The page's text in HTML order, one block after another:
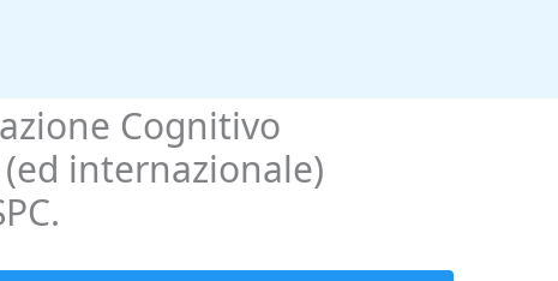
Cognitivo
internazionale)